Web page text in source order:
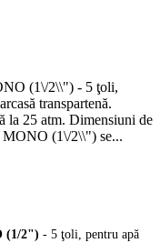
(1\/2\\") - 5 ţoli,
transpartenă.
la 25 atm. Dimensiuni de
(1\/2\\") se...
(1/2") - 5 ţoli, pentru apă